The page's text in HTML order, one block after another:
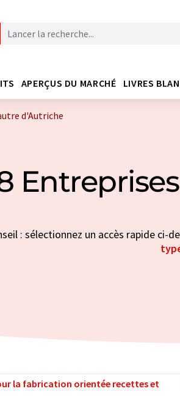
APERÇUS DU MARCHÉ LIVRES
d'Autriche
: sélectionnez un accès rapide ci-
la fabrication orientée recettes et